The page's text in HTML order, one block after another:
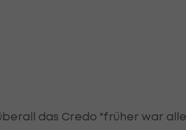
das Credo "früher war